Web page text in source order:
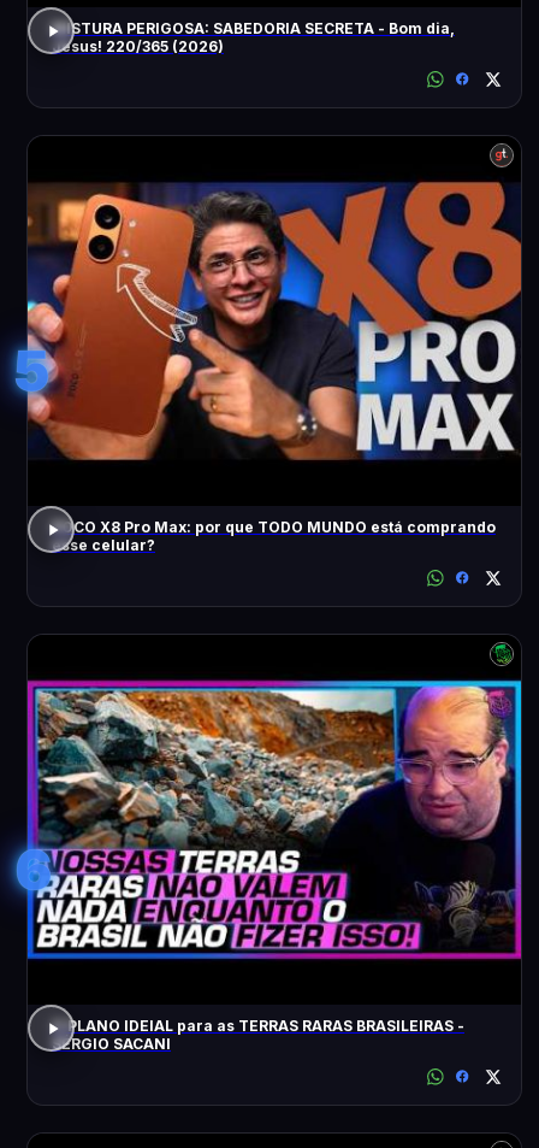
MISTURA PERIGOSA: SABEDORIA SECRETA - Bom dia,
Jesus! 220/365 (2026)
5
POCO X8 Pro Max: por que TODO MUNDO está comprando
esse celular?
6
O PLANO IDEIAL para as TERRAS RARAS BRASILEIRAS -
SÉRGIO SACANI